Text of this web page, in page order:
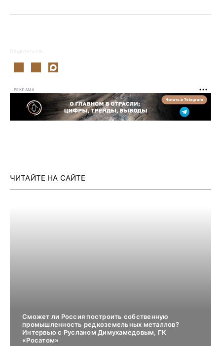
Поделиться:
РЕКЛАМА
ЧИТАЙТЕ НА САЙТЕ
Сможет ли Россия построить собственную
промышленность редкоземельных металлов?
Интервью с Русланом Димухамедовым, ГК
«Росатом»